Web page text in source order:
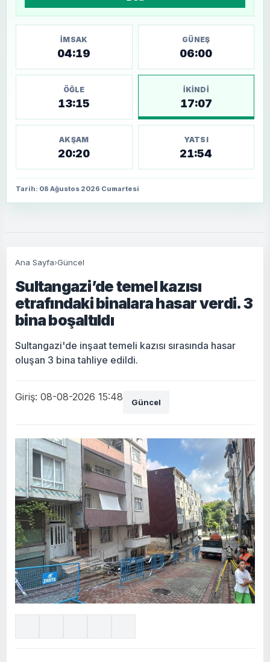
İMSAK
04:19
GÜNEŞ
06:00
ÖĞLE
13:15
İKINDI
17:07
AKŞAM
20:20
YATSI
21:54
Tarih: 08 Ağustos 2026 Cumartesi
Ana Sayfa›Güncel
Sultangazi’de temel kazısı
etrafındaki binalara hasar verdi. 3
bina boşaltıldı
Sultangazi'de inşaat temeli kazısı sırasında hasar
oluşan 3 bina tahliye edildi.
Giriş: 08-08-2026 15:48 Güncel